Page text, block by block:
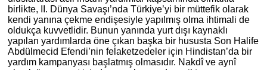
birlikte, II. Dünya Savaşı’nda Türkiye’yi bir müttefik olarak
kendi yanına çekme endişesiyle yapılmış olma ihtimali de
oldukça kuvvetlidir. Bunun yanında yurt dışı kaynaklı
yapılan yardımlarda öne çıkan başka bir hususta Son Halife
Abdülmecid Efendi’nin felaketzedeler için Hindistan’da bir
yardım kampanyası başlatmış olmasıdır. Nakdî ve aynî